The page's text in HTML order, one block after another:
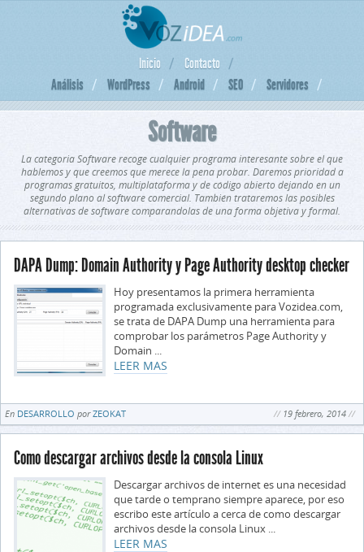
Inicio
Contacto
Análisis
WordPress Android SEO Servidores
Software
La categoria Software recoge cualquier programa interesante sobre el que
hablemos y que creemos que merece la pena probar. Daremos prioridad a
programas gratuitos, multiplataforma y de código abierto dejando en un
segundo plano al software comercial. También trataremos las posibles
alternativas de software comparandolas de una forma objetiva y formal.
DAPA Dump: Domain Authority y Page Authority desktop checker
Hoy presentamos la primera herramienta
programada exclusivamente para Vozidea.com,
se trata de DAPA Dump una herramienta para
comprobar los parámetros Page Authority y
Domain ...
LEER MAS
En DESARROLLO porZEOKAT 19 febrero, 2014
Como descargar archivos desde la consola Linux
Descargar archivos de internet es una necesidad
que tarde o temprano siempre aparece, por eso
escribo este artículo a cerca de como descargar
archivos desde la consola Linux ...
LEER MAS